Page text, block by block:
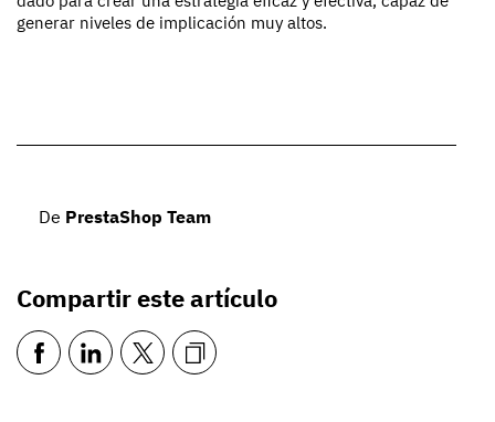
generar niveles de implicación muy altos.
De PrestaShop Team
Compartir este artículo